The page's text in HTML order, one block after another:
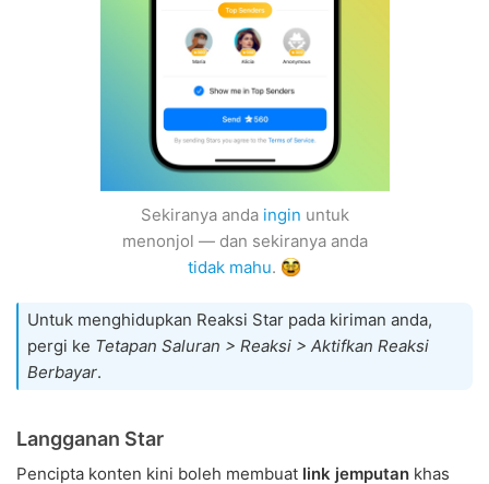
Sekiranya anda ingin untuk
menonjol — dan sekiranya anda
tidak mahu.
Untuk menghidupkan Reaksi Star pada kiriman anda,
pergi ke Tetapan Saluran > Reaksi > Aktifkan Reaksi
Berbayar.
Langganan Star
Pencipta konten kini boleh membuat link jemputan khas